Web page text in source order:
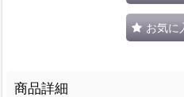
お気に
商品詳細